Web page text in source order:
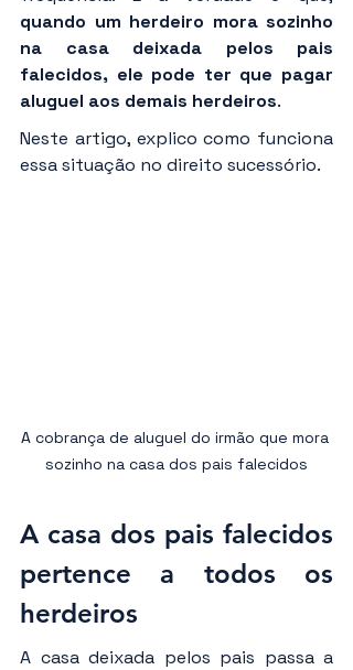
quando um herdeiro mora sozinho
na casa deixada pelos pais
falecidos, ele pode ter que pagar
aluguel aos demais herdeiros.
Neste artigo, explico como funciona
essa situação no direito sucessório.
A cobrança de aluguel do irmão que mora
sozinho na casa dos pais falecidos
A casa dos pais falecidos
pertence a todos os
herdeiros
A casa deixada pelos pais passa a